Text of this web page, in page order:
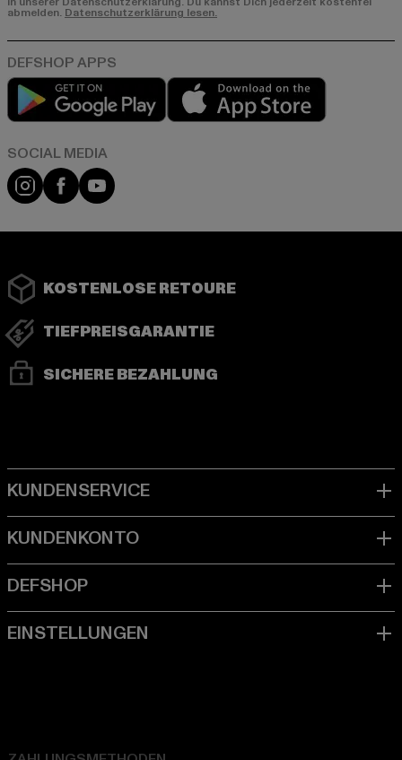
abmelden. Datenschutzerklärung lesen.
Play market
Instagram
FacebookYouTube
KOSTENLOSE RETOURE
TIEFPREISGARANTIE
SICHERE BEZAHLUNG